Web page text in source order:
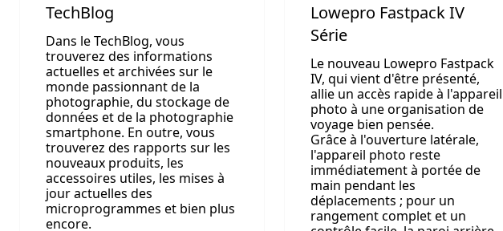
TechBlog
Dans le TechBlog, vous
trouverez des informations
actuelles et archivées sur le
monde passionnant de la
photographie, du stockage de
données et de la photographie
smartphone. En outre, vous
trouverez des rapports sur les
nouveaux produits, les
accessoires utiles, les mises à
jour actuelles des
microprogrammes et bien plus
encore.
Lowepro Fastpack IV
Série
Le nouveau Lowepro Fastpack
IV, qui vient d'être présenté,
allie un accès rapide à l'appareil
photo à une organisation de
voyage bien pensée.
Grâce à l'ouverture latérale,
l'appareil photo reste
immédiatement à portée de
main pendant les
déplacements ; pour un
rangement complet et un